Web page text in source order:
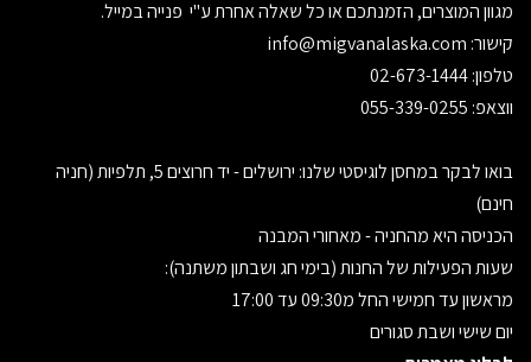
מגוון המוצרים, הזמנתכם או כל שאלה אחרת ע"י פנייה במייל.
קישור:
טלפון: 02-673-1444
ווצאפ: 055-339-0255
בואו לבקר במחסן לוגיסטי שלנו: ירושלים - יד חרוצים 5, תלפיות (חניה
חינם)
הכניסה היא מהחניה - מאחורי המבנה
שעות הפעילות של החנות (בימי חג ושבתון משתנה):
מראשון עד חמישי החל מ09:30 עד 17:00
יום שישי ושבת סגורים